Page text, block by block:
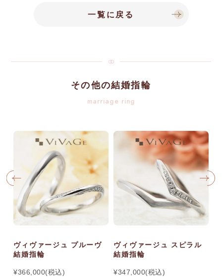
一覧に戻る
その他の結婚指輪
marriage ring
ヴィヴァージュ プルーヴ
結婚指輪
¥366,000(税込)
ヴィヴァージュ スピラル
結婚指輪
¥347,000(税込)